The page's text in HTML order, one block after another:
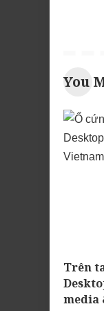
You
Trên
media